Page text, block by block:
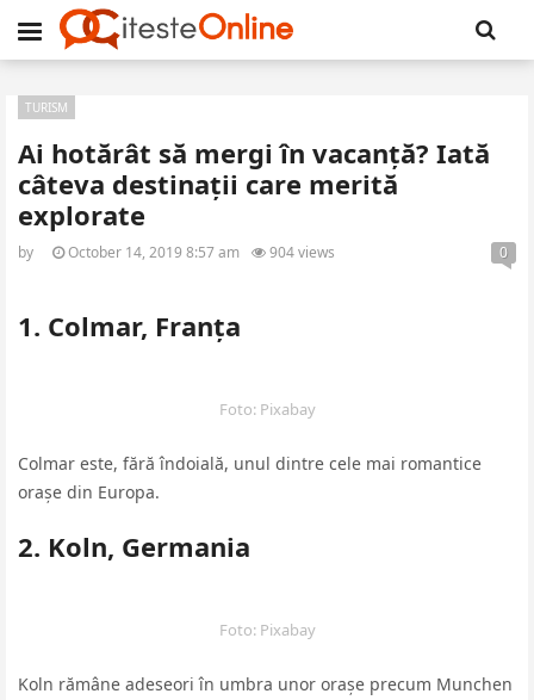
Ai hotărât să mergi în vacanță? Iată
câteva destinații care merită
explorate
TURISM
by October 14, 2019 8:57 am 904 views 0
1. Colmar, Franța
Foto: Pixabay
Colmar este, fără îndoială, unul dintre cele mai romantice
orașe din Europa.
2. Koln, Germania
Foto: Pixabay
Koln rămâne adeseori în umbra unor orașe precum Munchen